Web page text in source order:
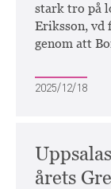
stark tro på
Eriksson, vd
genom att
2025/12/18
årets